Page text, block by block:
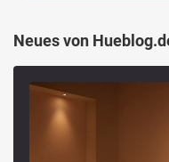
Neues von